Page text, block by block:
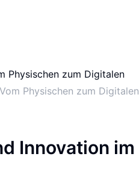
Physischen zum Digitalen
Innovation im